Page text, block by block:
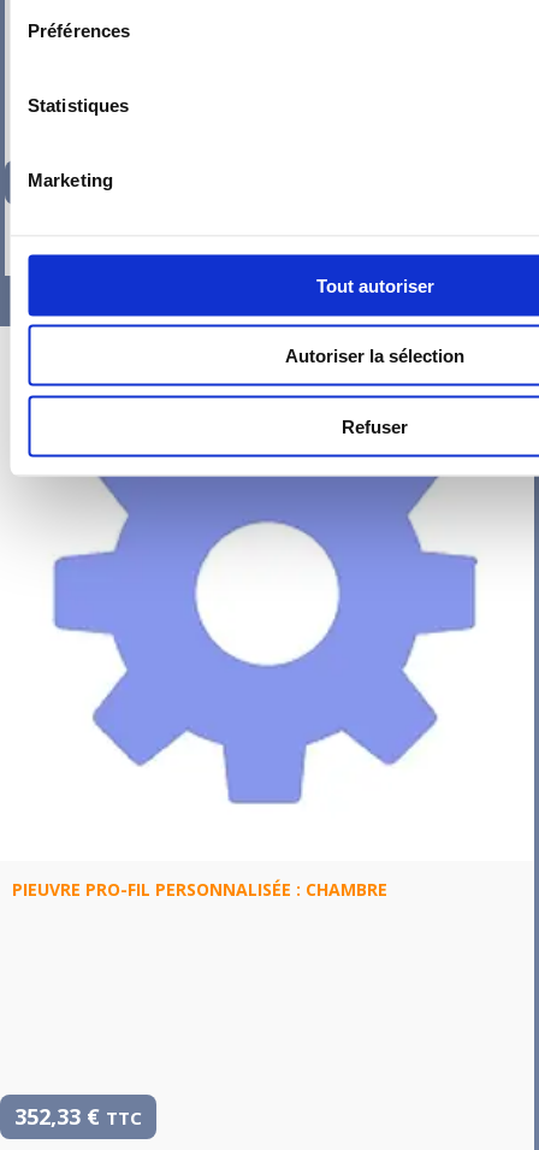
Préférences
Statistiques
Marketing
Tout autoriser
Autoriser la sélection
Refuser
234,92€ TTC
PIEUVRE PRO-FIL PERSONNALISÉE : CHAMBRE
352,33 € TTC